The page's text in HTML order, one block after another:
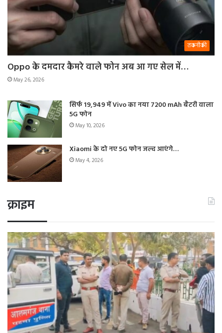
तकनीकी
Oppo के दमदार कैमरे वाले फोन अब आ गए सेल में…
May 26, 2026
सिर्फ 19,949 में Vivo का नया 7200 mAh बैटरी वाला
5G फोन
May 10, 2026
Xiaomi के दो नए 5G फोन जल्द आएंगे…
May 4, 2026
क्राइम